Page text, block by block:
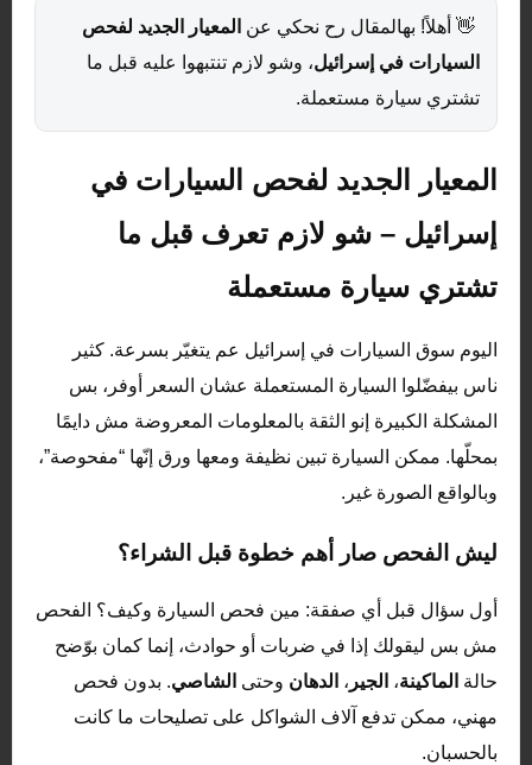
👋 أهلاً! بهالمقال رح نحكي عن المعيار الجديد لفحص
السيارات في إسرائيل، وشو لازم تنتبهوا عليه قبل ما
تشتري سيارة مستعملة.
المعيار الجديد لفحص السيارات في
إسرائيل – شو لازم تعرف قبل ما
تشتري سيارة مستعملة
اليوم سوق السيارات في إسرائيل عم يتغيّر بسرعة. كثير
ناس بيفضّلوا السيارة المستعملة عشان السعر أوفر، بس
المشكلة الكبيرة إنو الثقة بالمعلومات المعروضة مش دايمًا
بمحلّها. ممكن السيارة تبين نظيفة ومعها ورق إنّها “مفحوصة”،
وبالواقع الصورة غير.
ليش الفحص صار أهم خطوة قبل الشراء؟
أول سؤال قبل أي صفقة: مين فحص السيارة وكيف؟ الفحص
مش بس ليقولك إذا في ضربات أو حوادث، إنما كمان بوّضح
حالة الماكينة، الجير ، الدهان وحتى الشاصي. بدون فحص
مهني، ممكن تدفع آلاف الشواكل على تصليحات ما كانت
بالحسبان.